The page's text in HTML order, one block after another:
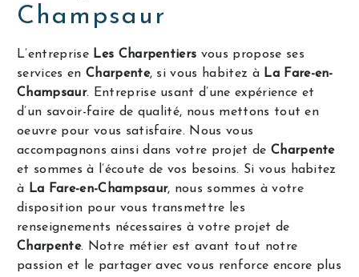
Champsaur
L’entreprise Les Charpentiers vous propose ses
services en Charpente, si vous habitez à La Fare-en-
Champsaur. Entreprise usant d’une expérience et
d’un savoir-faire de qualité, nous mettons tout en
oeuvre pour vous satisfaire. Nous vous
accompagnons ainsi dans votre projet de Charpente
et sommes à l’écoute de vos besoins. Si vous habitez
à La Fare-en-Champsaur, nous sommes à votre
disposition pour vous transmettre les
renseignements nécessaires à votre projet de
Charpente. Notre métier est avant tout notre
passion et le partager avec vous renforce encore plus